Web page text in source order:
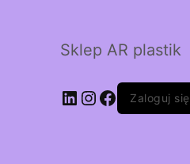
Sklep AR plastik
LinkedIn
Instagram
Facebook
Zaloguj się